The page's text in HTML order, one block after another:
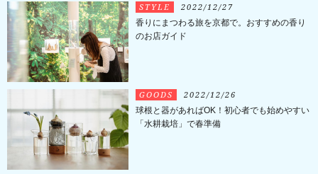
STYLE 2022/12/27
香りにまつわる旅を京都で。おすすめの香り
のお店ガイド
GOODS 2022/12/26
球根と器があればOK！初心者でも始めやすい
「水耕栽培」で春準備